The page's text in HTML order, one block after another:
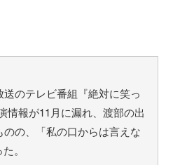
のテレビ番組『絶対に笑っ
情報が11月に漏れ、渡部の出
の、「私の口からは言えな
。